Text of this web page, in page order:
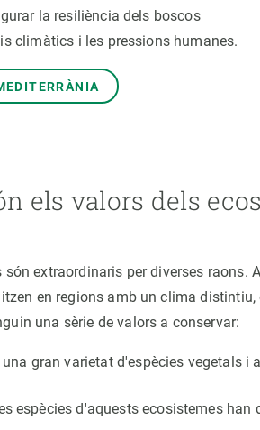
la resiliència dels boscos
climàtics i les pressions humanes.
els valors dels
són extraordinaris per diverses
en regions amb un clima
una sèrie de valors a conservar:
una gran varietat d'espècies vegetals
espècies d'aquests ecosistemes
dels ecosistemes
de la terra
transversals
Política i gestió
Serveis tècnics